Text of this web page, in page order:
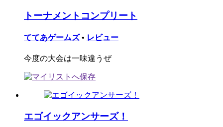
トーナメントコンプリート
ててあゲームズ • レビュー
今度の大会は一味違うぜ
エゴイックアンサーズ！